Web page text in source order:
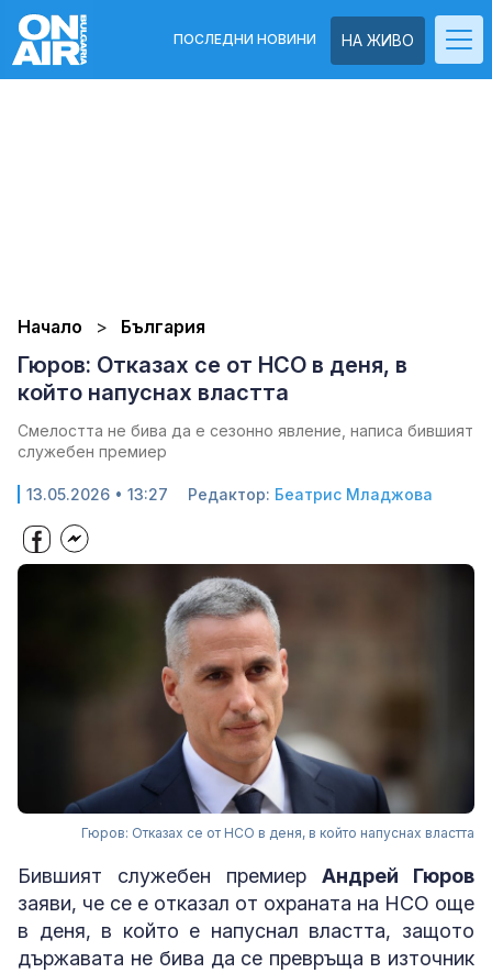
НА ЖИВО
ПОСЛЕДНИ НОВИНИ
Начало България
Гюров: Отказах се от НСО в деня, в
който напуснах властта
Смелостта не бива да е сезонно явление, написа бившият
служебен премиер
13.05.2026 • 13:27 Редактор: Беатрис Младжова
Гюров: Отказах се от НСО в деня, в който напуснах властта
Бившият служебен премиер Андрей Гюров
заяви, че се е отказал от охраната на НСО още
в деня, в който е напуснал властта, защото
държавата не бива да се превръща в източник